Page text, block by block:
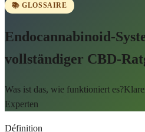
📚 GLOSSAIRE
Endocannabinoid-
vollständiger CBD-
Was ist das, wie funktioniert
Experten
Définition